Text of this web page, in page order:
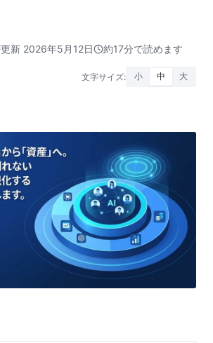
更新 2026年5月12日 約17分で読めます
文字サイズ: 小 中 大